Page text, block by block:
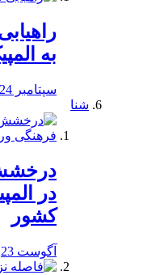
به
سپتامبر 24, 2019
شنا
در
کشور
آگوست 23, 2019